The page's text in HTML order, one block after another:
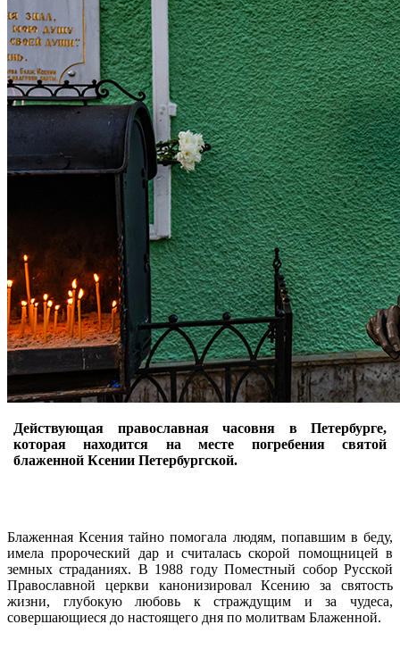
Действующая православная часовня в Петербурге,
которая находится на месте погребения святой
блаженной Ксении Петербургской.
Блаженная Ксения тайно помогала людям, попавшим в беду,
имела пророческий дар и считалась скорой помощницей в
земных страданиях. В 1988 году Поместный собор Русской
Православной церкви канонизировал Ксению за святость
жизни, глубокую любовь к страждущим и за чудеса,
совершающиеся до настоящего дня по молитвам Блаженной.